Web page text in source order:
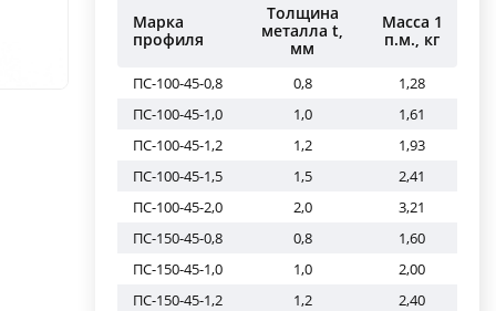
Марка
профиля
Толщина
металла t,
мм
Масса 1
п.м., кг
ПС-100-45-0,8 0,8
1,28
ПС-100-45-1,0
1,0
1,61
ПС-100-45-1,2
1,2
1,93
ПС-100-45-1,5
1,5
2,41
ПС-100-45-2,0
2,0
3,21
ПС-150-45-0,8
0,8
1,60
ПС-150-45-1,0
1,0
2,00
ПС-150-45-1,2
1,2
2,40